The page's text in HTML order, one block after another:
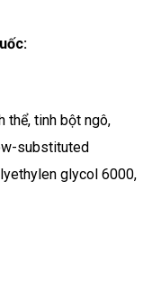
thể, tinh bột ngô,
substituted
glycol 6000,